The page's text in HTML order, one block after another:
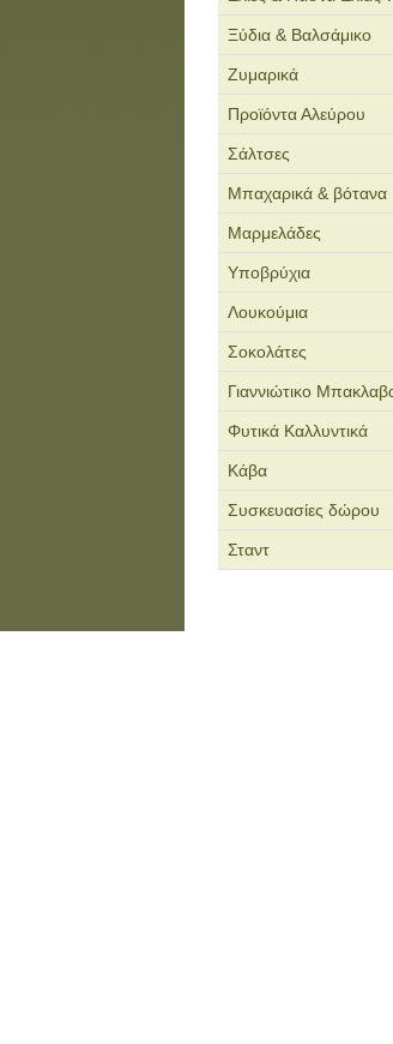
Ξύδια & Βαλσάμικο
Ζυμαρικά
Προϊόντα Αλεύρου
Σάλτσες
Μπαχαρικά & βότανα
Μαρμελάδες
Υποβρύχια
Λουκούμια
Σοκολάτες
Γιαννιώτικο
Φυτικά Καλλυντικά
Κάβα
Συσκευασίες δώρου
Σταντ